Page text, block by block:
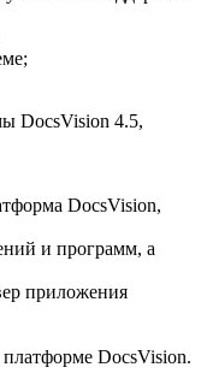
DocsVision 4.5,
DocsVision,
и программ, а
приложения
DocsVision.